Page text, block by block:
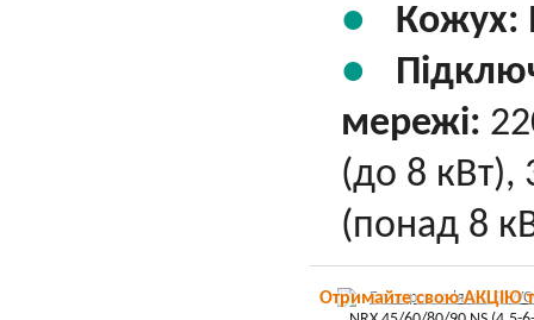
Кожух:
мережі:
(до 8 кВт),
(понад 8
Отримайте свою АКЦІЮ